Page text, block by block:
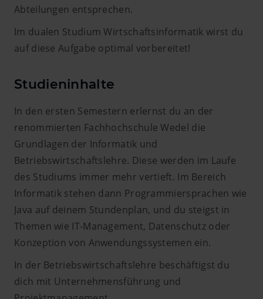
Abteilungen entsprechen.
Im dualen Studium Wirtschaftsinformatik wirst du
auf diese Aufgabe optimal vorbereitet!
Studieninhalte
In den ersten Semestern erlernst du an der
renommierten Fachhochschule Wedel die
Grundlagen der Informatik und
Betriebswirtschaftslehre. Diese werden im Laufe
des Studiums immer mehr vertieft. Im Bereich
Informatik stehen dann Programmiersprachen wie
Java auf deinem Stundenplan, und du steigst in
Themen wie IT-Management, Datenschutz oder
Konzeption von Anwendungssystemen ein.
In der Betriebswirtschaftslehre beschäftigst du
dich mit Unternehmensführung und